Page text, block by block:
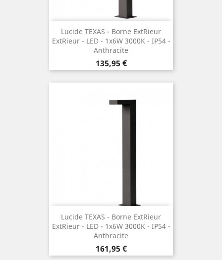
Lucide TEXAS - Borne Extrieur
Extrieur - LED - 1x6W 3000K - IP54 -
Anthracite
Preis
135,95 €
Lucide TEXAS - Borne Extrieur
Extrieur - LED - 1x6W 3000K - IP54 -
Anthracite
Preis
161,95 €